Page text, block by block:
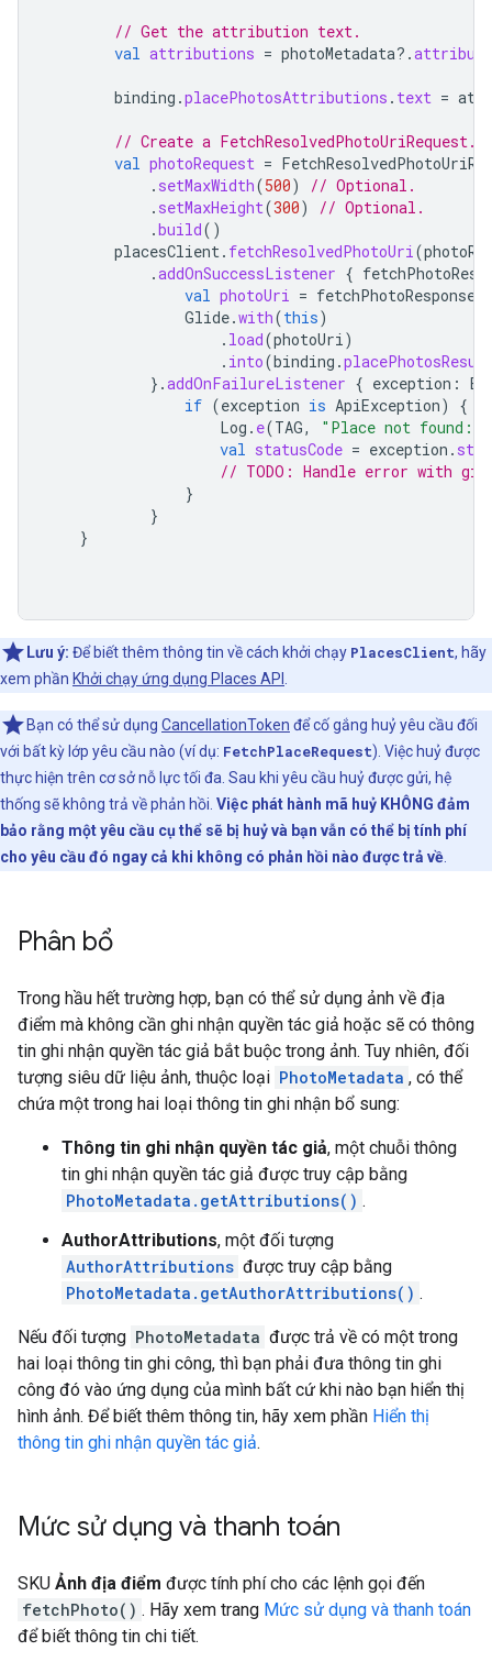
// Get the attribution text.
val attributions = photoMetadata?.
binding .placePhotosAttributions . text =
// Create a FetchResolvedPhotoUriRequest.
val photoRequest =
. setMaxWidth(500)
// Optional.
. setMaxHeight(300)
// Optional.
.build()
placesClient. fetchResolvedPhotoUri(
.addOnSuccessListener {
val photoUri = fetchPhotoResponse
Glide.with(this)
. load(photoUri)
. into(binding .
}.addOnFailureListener { exception :
if (exception is ApiException)
{
Log . e(TAG,
"Place not found: "
val statusCode = exception .
// TODO: Handle error with
}
}
}
Lưu ý: Để biết thêm thông tin về cách khởi chạy PlacesClient, hãy
xem phần Khởi chạy ứng dụng Places API
Bạn có thể sử dụng CancellationToken để cố gắng huỷ yêu cầu đối
với bất kỳ lớp yêu cầu nào (ví dụ: FetchPlaceRequest). Việc huỷ được
thực hiện trên cơ sở nỗ lực tối đa. Sau khi yêu cầu huỷ được gửi, hệ
thống sẽ không trả về phản hồi. Việc phát hành mã huỷ KHÔNG đảm
bảo rằng một yêu cầu cụ thể sẽ bị huỷ và bạn vẫn có thể bị tính phí
cho yêu cầu đó ngay cả khi không có phản hồi nào được trả về
Phân bổ
Trong hầu hết trường hợp, bạn có thể sử dụng ảnh về địa
điểm mà không cần ghi nhận quyền tác giả hoặc sẽ có thông
tin ghi nhận quyền tác giả bắt buộc trong ảnh. Tuy nhiên, đối
tượng siêu dữ liệu ảnh, thuộc loại PhotoMetadata , có thể
chứa một trong hai loại thông tin ghi nhận bổ sung:
Thông tin ghi nhận quyền tác giả, một chuỗi thông
tin ghi nhận quyền tác giả được truy cập bằng
PhotoMetadata.getAttributions() .
AuthorAttributions, một đối tượng
AuthorAttributions được truy cập bằng
PhotoMetadata.getAuthorAttributions() .
Nếu đối tượng PhotoMetadata được trả về có một trong
hai loại thông tin ghi công, thì bạn phải đưa thông tin ghi
công đó vào ứng dụng của mình bất cứ khi nào bạn hiển thị
hình ảnh. Để biết thêm thông tin, hãy xem phần Hiển thị
thông tin ghi nhận quyền tác giả.
Mức sử dụng và thanh toán
SKU Ảnh địa điểm được tính phí cho các lệnh gọi đến
fetchPhoto() . Hãy xem trang Mức sử dụng và thanh toán
để biết thông tin chi tiết.